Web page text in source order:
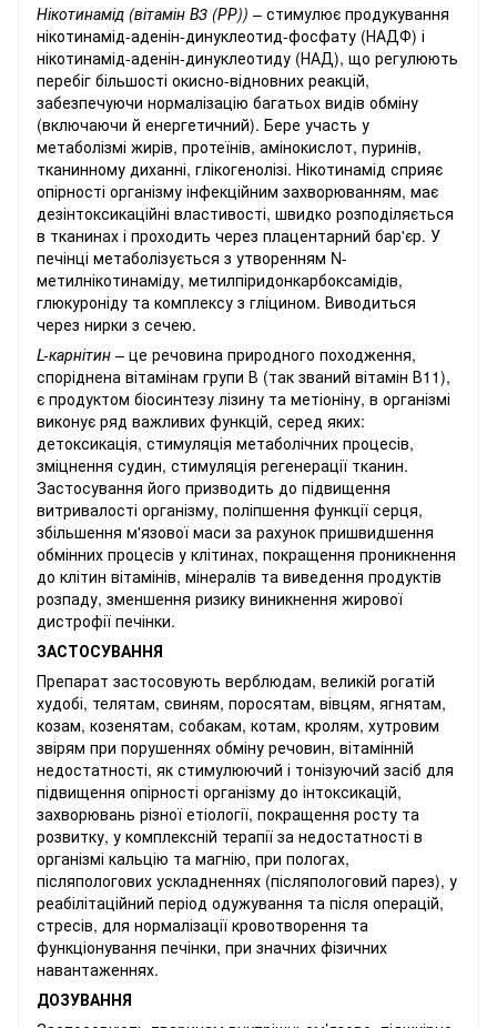
Нікотинамід (вітамін В3 (РР)) – стимулює продукування
нікотинамід-аденін-динуклеотид-фосфату (НАДФ) і
нікотинамід-аденін-динуклеотиду (НАД), що регулюють
перебіг більшості окисно-відновних реакцій,
забезпечуючи нормалізацію багатьох видів обміну
(включаючи й енергетичний). Бере участь у
метаболізмі жирів, протеїнів, амінокислот, пуринів,
тканинному диханні, глікогенолізі. Нікотинамід сприяє
опірності організму інфекційним захворюванням, має
дезінтоксикаційні властивості, швидко розподіляється
в тканинах і проходить через плацентарний бар'єр. У
печінці метаболізується з утворенням N-
метилнікотинаміду, метилпіридонкарбоксамідів,
глюкуроніду та комплексу з гліцином. Виводиться
через нирки з сечею.
L-карнітин – це речовина природного походження,
споріднена вітамінам групи В (так званий вітамін В11),
є продуктом біосинтезу лізину та метіоніну, в організмі
виконує ряд важливих функцій, серед яких:
детоксикація, стимуляція метаболічних процесів,
зміцнення судин, стимуляція регенерації тканин.
Застосування його призводить до підвищення
витривалості організму, поліпшення функції серця,
збільшення м'язової маси за рахунок пришвидшення
обмінних процесів у клітинах, покращення проникнення
до клітин вітамінів, мінералів та виведення продуктів
розпаду, зменшення ризику виникнення жирової
дистрофії печінки.
ЗАСТОСУВАННЯ
Препарат застосовують верблюдам, великій рогатій
худобі, телятам, свиням, поросятам, вівцям, ягнятам,
козам, козенятам, собакам, котам, кролям, хутровим
звірям при порушеннях обміну речовин, вітамінній
недостатності, як стимулюючий і тонізуючий засіб для
підвищення опірності організму до інтоксикацій,
захворювань різної етіології, покращення росту та
розвитку, у комплексній терапії за недостатності в
організмі кальцію та магнію, при пологах,
післяпологових ускладненнях (післяпологовий парез), у
реабілітаційний період одужування та після операцій,
стресів, для нормалізації кровотворення та
функціонування печінки, при значних фізичних
навантаженнях.
ДОЗУВАННЯ